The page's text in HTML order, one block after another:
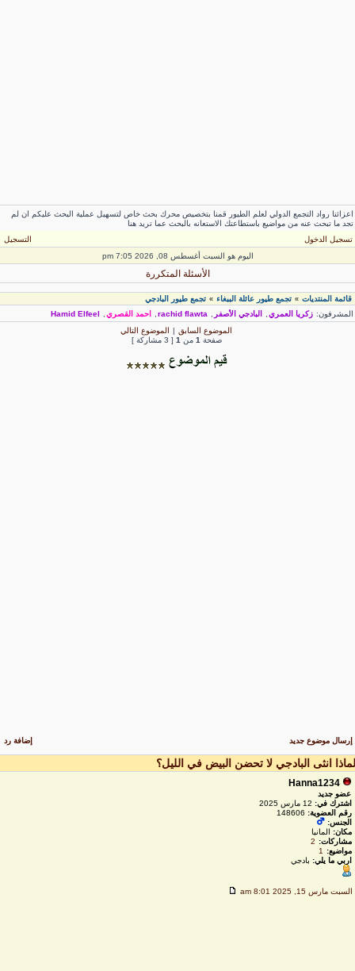
رواد التجمع الدولي لعلم الطيور قمنا بتخصيص محرك بحث خاص لتسهيل عملية البحث عليكم ان لم
ما تبحث عنه من مواضيع باستطاعتك الاستعانه بالبحث عما تريد هنا
تسجيل الدخول
التسجيل
اليوم هو السبت أغسطس 08, 2026 7:05 pm
الأسئلة المتكررة
قائمة المنتديات» تجمع طيور عائلة الببغاء» تجمع طيور البادجي
زكريا العمري, البادجي الأصفر rachid flawta
, احمد القصري,
Hamid Elfeel
الموضوع السابق| الموضوع التالي
صفحة1 من [ 3 مشاركة ]
إرسال موضوع جديد إضافة رد
انثى البادجي لا تحضن البيض في الليل؟
Hanna1234
عضو جديد
اشترك في:12 مارس 2025
رقم العضوية:148606
الجنس:
مكان:المانيا
مشاركات:
2
مواضيع:
اربي ما يلي:بادجي
السبت مارس 15, 2025 8:01 am